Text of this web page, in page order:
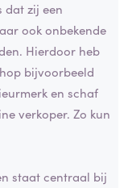
dat zij een
ook onbekende
Hierdoor heb
bijvoorbeeld
en schaf
verkoper. Zo kun
staat centraal bij